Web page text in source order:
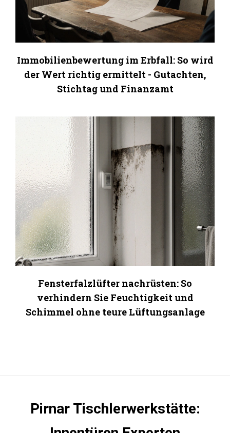
Immobilienbewertung im Erbfall: So wird
der Wert richtig ermittelt - Gutachten,
Stichtag und Finanzamt
Fensterfalzlüfter nachrüsten: So
verhindern Sie Feuchtigkeit und
Schimmel ohne teure Lüftungsanlage
Pirnar Tischlerwerkstätte: